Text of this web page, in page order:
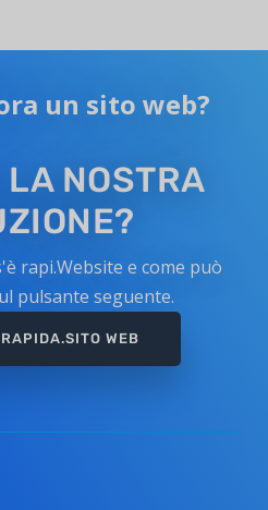
un sito web?
LA NOSTRA
rapi.Website e come può
pulsante seguente.
WEB